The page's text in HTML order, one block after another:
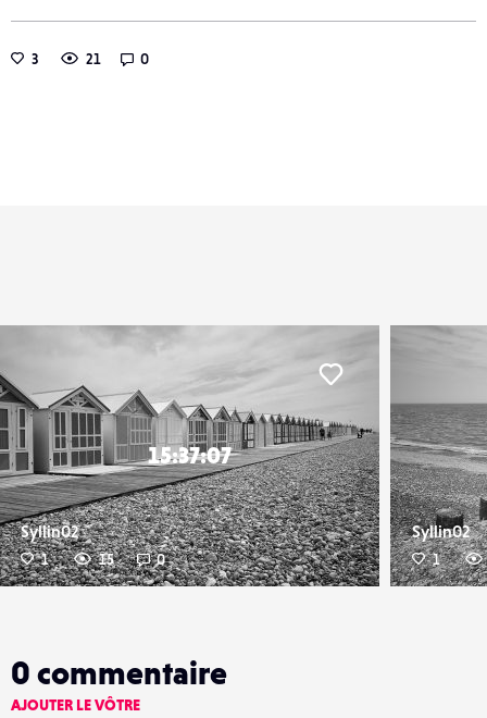
3 21 0
15:37:07
Syllin02
1 15 0
Syllin02
1
0 commentaire
AJOUTER LE VÔTRE